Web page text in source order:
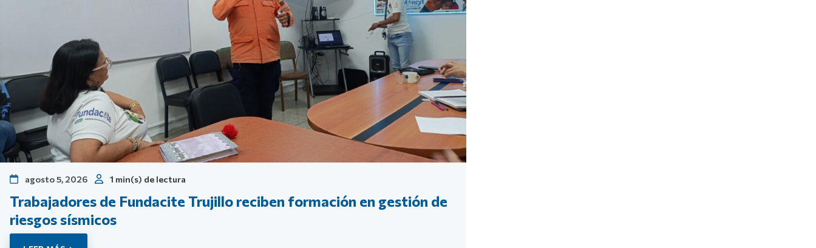
agosto 5, 2026 1 min(s) de lectura
Trabajadores de Fundacite Trujillo reciben formación en gestión de
riesgos sísmicos